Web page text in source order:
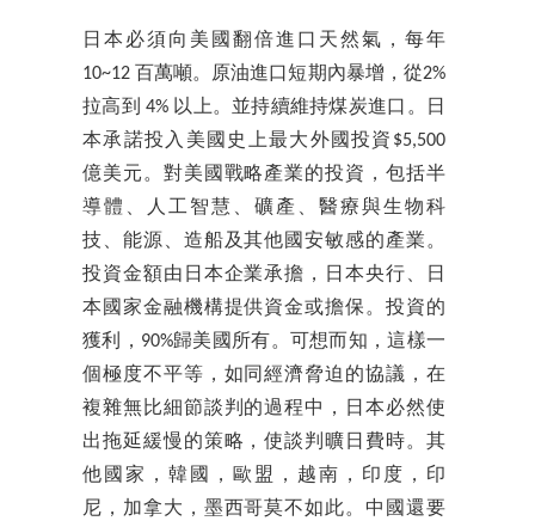
日本必須向美國翻倍進口天然氣，每年
10~12 百萬噸。原油進口短期內暴增，從2%
拉高到 4% 以上。並持續維持煤炭進口。日
本承諾投入美國史上最大外國投資$5,500
億美元。對美國戰略產業的投資，包括半
導體、人工智慧、礦產、醫療與生物科
技、能源、造船及其他國安敏感的產業。
投資金額由日本企業承擔，日本央行、日
本國家金融機構提供資金或擔保。投資的
獲利，90%歸美國所有。可想而知，這樣一
個極度不平等，如同經濟脅迫的協議，在
複雜無比細節談判的過程中，日本必然使
出拖延緩慢的策略，使談判曠日費時。其
他國家，韓國，歐盟，越南，印度，印
尼，加拿大，墨西哥莫不如此。中國還要